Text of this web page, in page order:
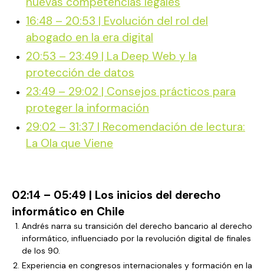
16:48 – 20:53 | Evolución del rol del
abogado en la era digital
20:53 – 23:49 | La Deep Web y la
protección de datos
23:49 – 29:02 | Consejos prácticos para
proteger la información
29:02 – 31:37 | Recomendación de lectura:
La Ola que Viene
02:14 – 05:49 | Los inicios del derecho
informático en Chile
Andrés narra su transición del derecho bancario al derecho
informático, influenciado por la revolución digital de finales
de los 90.
Experiencia en congresos internacionales y formación en la